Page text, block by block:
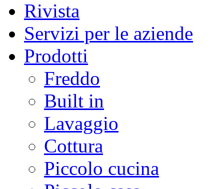
Rivista
Servizi per le aziende
Prodotti
Freddo
Built in
Lavaggio
Cottura
Piccolo cucina